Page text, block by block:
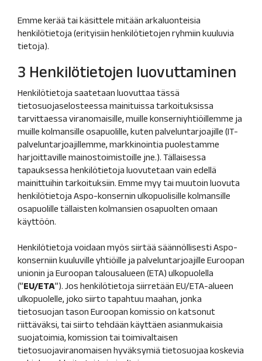
Emme kerää tai käsittele mitään arkaluonteisia
henkilötietoja (erityisiin henkilötietojen ryhmiin kuuluvia
tietoja).
3 Henkilötietojen luovuttaminen
Henkilötietoja saatetaan luovuttaa tässä
tietosuojaselosteessa mainituissa tarkoituksissa
tarvittaessa viranomaisille, muille konserniyhtiöillemme ja
muille kolmansille osapuolille, kuten palveluntarjoajille (IT-
palveluntarjoajillemme, markkinointia puolestamme
harjoittaville mainostoimistoille jne.). Tällaisessa
tapauksessa henkilötietoja luovutetaan vain edellä
mainittuihin tarkoituksiin. Emme myy tai muutoin luovuta
henkilötietoja Aspo-konsernin ulkopuolisille kolmansille
osapuolille tällaisten kolmansien osapuolten omaan
käyttöön.
Henkilötietoja voidaan myös siirtää säännöllisesti Aspo-
konserniin kuuluville yhtiöille ja palveluntarjoajille Euroopan
unionin ja Euroopan talousalueen (ETA) ulkopuolella
(”EU/ETA”). Jos henkilötietoja siirretään EU/ETA-alueen
ulkopuolelle, joko siirto tapahtuu maahan, jonka
tietosuojan tason Euroopan komissio on katsonut
riittäväksi, tai siirto tehdään käyttäen asianmukaisia
suojatoimia, komission tai toimivaltaisen
tietosuojaviranomaisen hyväksymiä tietosuojaa koskevia